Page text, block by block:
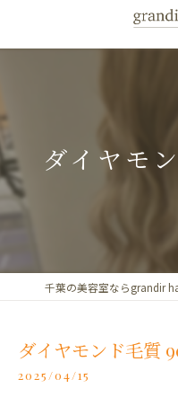
ダイヤモ
ダイヤモンド毛質
2025/04/15